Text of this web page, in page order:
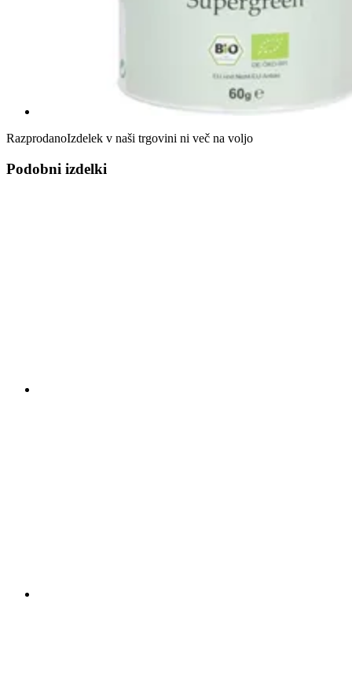
RazprodanoIzdelek v naši trgovini ni več na voljo
Podobni izdelki